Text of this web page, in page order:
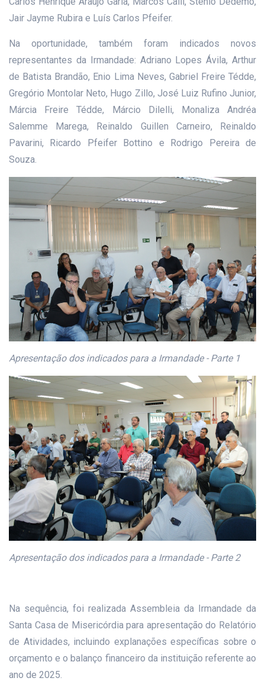
Jair Jayme Rubira e Luís Carlos Pfeifer.
Na oportunidade, também foram indicados novos
representantes da Irmandade: Adriano Lopes Ávila, Arthur
de Batista Brandão, Enio Lima Neves, Gabriel Freire Tédde,
Gregório Montolar Neto, Hugo Zillo, José Luiz Rufino Junior,
Márcia Freire Tédde, Márcio Dilelli, Monaliza Andréa
Salemme Marega, Reinaldo Guillen Carneiro, Reinaldo
Pavarini, Ricardo Pfeifer Bottino e Rodrigo Pereira de
Souza.
Apresentação dos indicados para a Irmandade - Parte 1
Apresentação dos indicados para a Irmandade - Parte 2
Na sequência, foi realizada Assembleia da Irmandade da
Santa Casa de Misericórdia para apresentação do Relatório
de Atividades, incluindo explanações específicas sobre o
orçamento e o balanço financeiro da instituição referente ao
ano de 2025.